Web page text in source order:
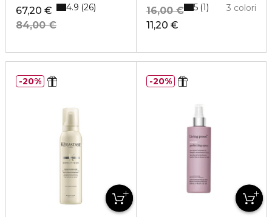
67,20 €
84,00 €
4.9 26
11,20 €
16,00 € 3 colori
5 1
20% 20%